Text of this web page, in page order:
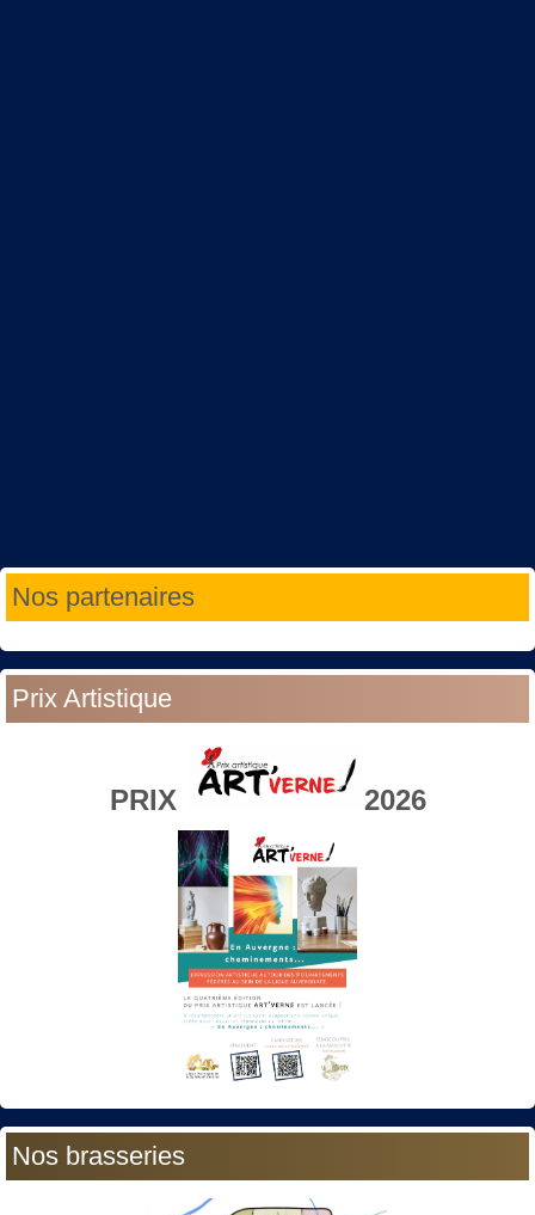
Nos partenaires
Prix Artistique
PRIX 2026
Nos brasseries
Année
précédente
Mois
précédent
Année
suivante
Mois
suivant